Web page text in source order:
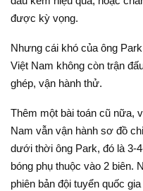
được kỳ vọng.
Nhưng cái khó của ông
Việt Nam không còn trận
ghép, vận hành thử.
Thêm một bài toán cũ nữa,
Nam vẫn vận hành sơ đồ
dưới thời ông Park, đó là 3-
bóng phụ thuộc vào 2 biên.
phiên bản đội tuyển quốc